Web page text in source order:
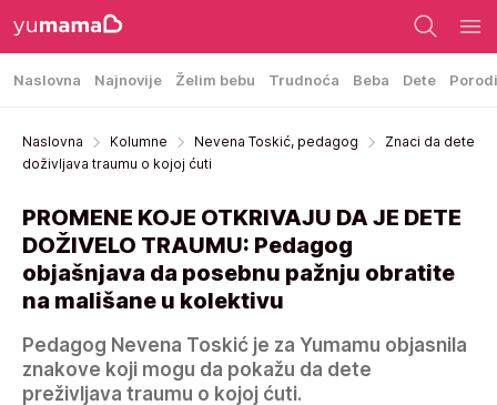
Naslovna Najnovije Želim bebu Trudnoća Beba Dete
Naslovna Kolumne Nevena Toskić, pedagog
Znaci da dete
doživljava traumu o kojoj ćuti
PROMENE KOJE OTKRIVAJU DA JE DETE
DOŽIVELO TRAUMU: Pedagog
objašnjava da posebnu pažnju obratite
na mališane u kolektivu
Pedagog Nevena Toskić je za Yumamu objasnila
znakove koji mogu da pokažu da dete
preživljava traumu o kojoj ćuti.